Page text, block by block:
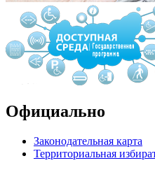
Официально
Законодательная карта
Территориальная